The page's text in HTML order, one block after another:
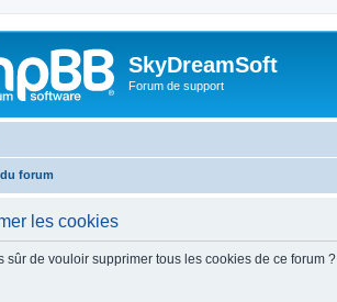
SkyDreamSoft
Forum de support
forum
les cookies
sûr de vouloir supprimer tous les cookies de ce forum ?